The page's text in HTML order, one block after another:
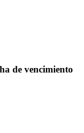
de vencimiento